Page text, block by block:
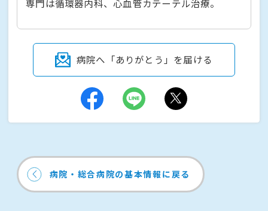
専門は循環器内科、心血管カテーテル治療。
病院へ「ありがとう」を届ける
病院・総合病院の基本情報に戻る